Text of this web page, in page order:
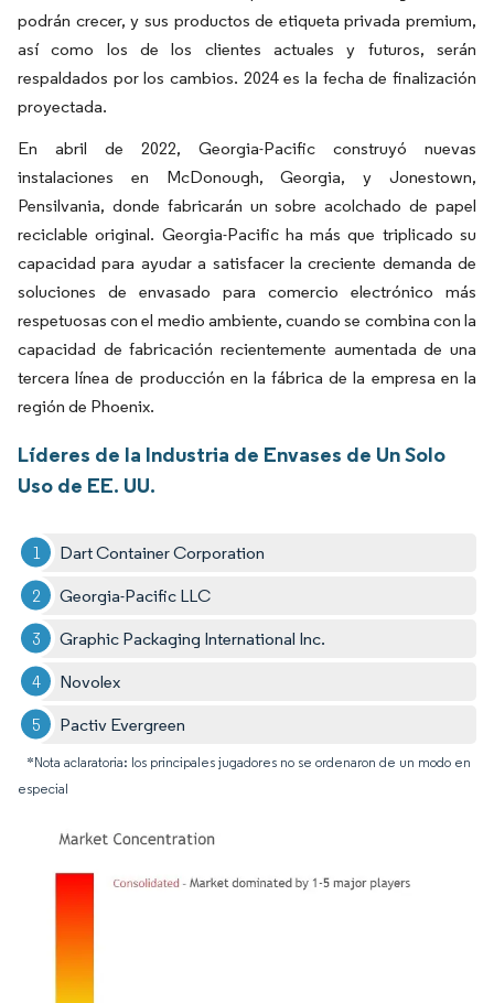
podrán crecer, y sus productos de etiqueta privada premium,
así como los de los clientes actuales y futuros, serán
respaldados por los cambios. 2024 es la fecha de finalización
proyectada.
En abril de 2022, Georgia-Pacific construyó nuevas
instalaciones en McDonough, Georgia, y Jonestown,
Pensilvania, donde fabricarán un sobre acolchado de papel
reciclable original. Georgia-Pacific ha más que triplicado su
capacidad para ayudar a satisfacer la creciente demanda de
soluciones de envasado para comercio electrónico más
respetuosas con el medio ambiente, cuando se combina con la
capacidad de fabricación recientemente aumentada de una
tercera línea de producción en la fábrica de la empresa en la
región de Phoenix.
Líderes de la Industria de Envases de Un Solo
Uso de EE. UU.
Dart Container Corporation
Georgia-Pacific LLC
Graphic Packaging International Inc.
Novolex
Pactiv Evergreen
*Nota aclaratoria: los principales jugadores no se ordenaron de un modo en
especial